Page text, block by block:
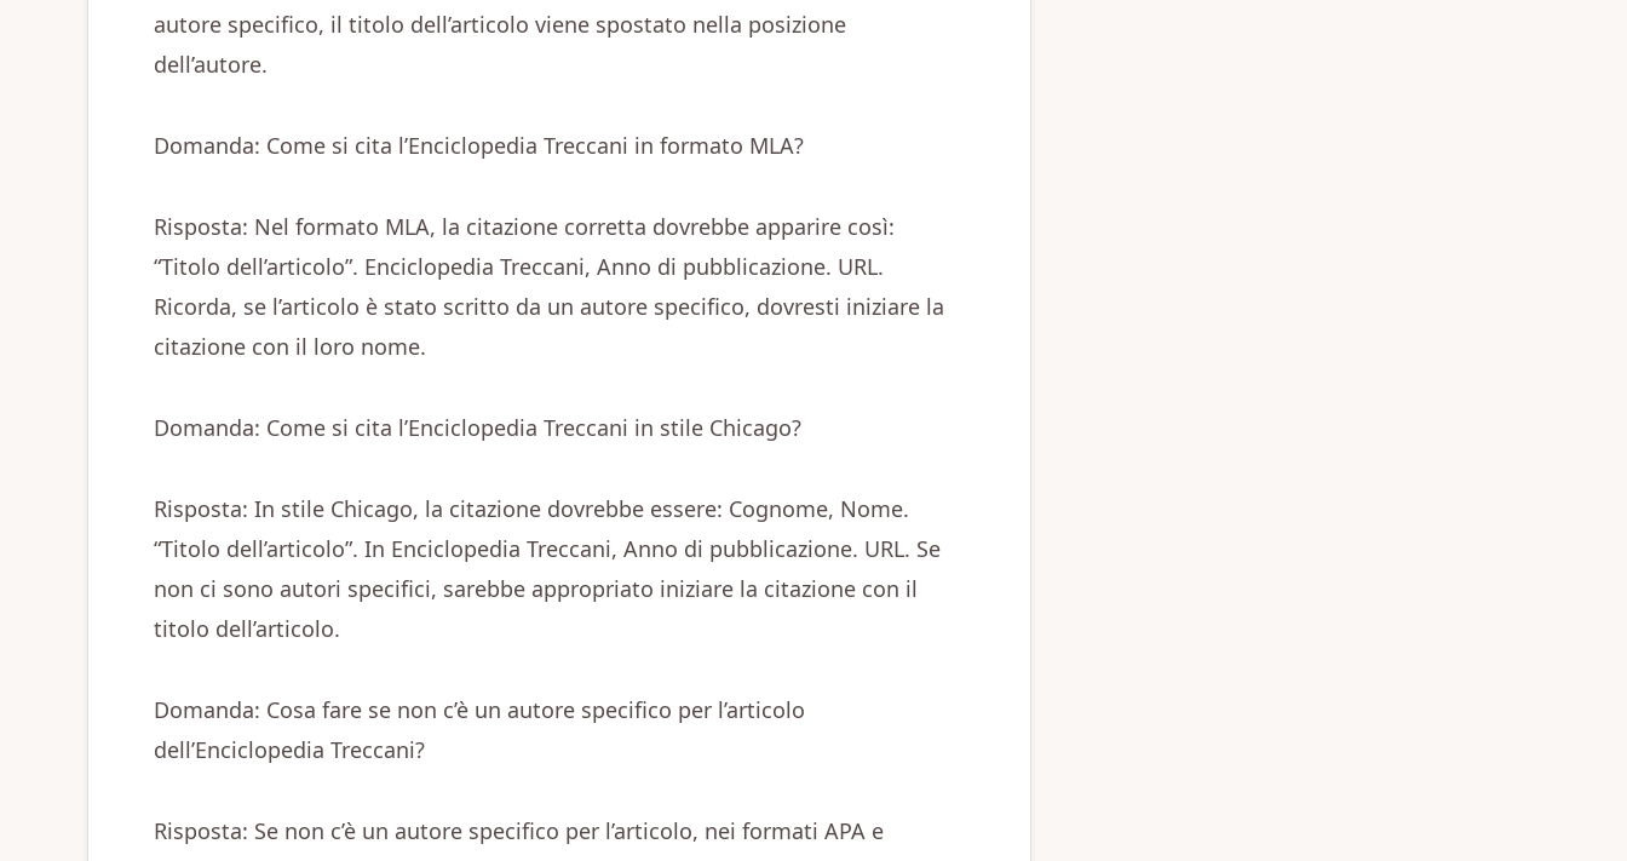
autore specifico, il titolo dell’articolo viene spostato nella posizione
dell’autore.
Domanda: Come si cita l’Enciclopedia Treccani in formato MLA?
Risposta: Nel formato MLA, la citazione corretta dovrebbe apparire così:
“Titolo dell’articolo”. Enciclopedia Treccani, Anno di pubblicazione. URL.
Ricorda, se l’articolo è stato scritto da un autore specifico, dovresti iniziare la
citazione con il loro nome.
Domanda: Come si cita l’Enciclopedia Treccani in stile Chicago?
Risposta: In stile Chicago, la citazione dovrebbe essere: Cognome, Nome.
“Titolo dell’articolo”. In Enciclopedia Treccani, Anno di pubblicazione. URL. Se
non ci sono autori specifici, sarebbe appropriato iniziare la citazione con il
titolo dell’articolo.
Domanda: Cosa fare se non c’è un autore specifico per l’articolo
dell’Enciclopedia Treccani?
Risposta: Se non c’è un autore specifico per l’articolo, nei formati APA e